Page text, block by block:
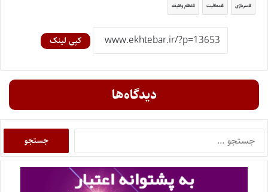
سربازی معافیت نظام وظیفه
کپی لینک
دیدگاه‌ها